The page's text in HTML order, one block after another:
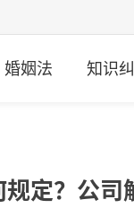
婚姻法 知识
定？公司